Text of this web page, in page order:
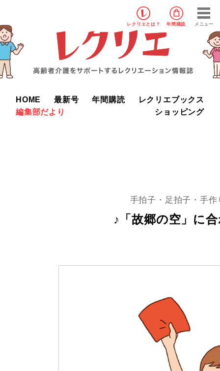
レクリエ とは？ 年間購読 メニュー
HOME 最新号 年間購読
レクリエブックス
編集部だより
ショッピング
手拍子・足拍子・手
♪「故郷の空」に